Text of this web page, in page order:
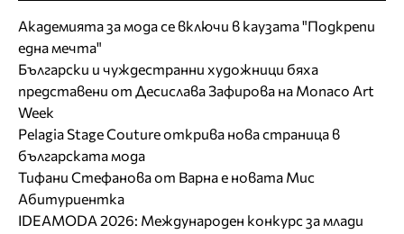
Академията за мода се включи в каузата "Подкрепи
една мечта"
Български и чуждестранни художници бяха
представени от Десислава Зафирова на Monaco Art
Week
Pelagia Stage Couture открива нова страница в
българската мода
Тифани Стефанова от Варна е новата Мис
Абитуриентка
IDEAMODA 2026: Международен конкурс за млади